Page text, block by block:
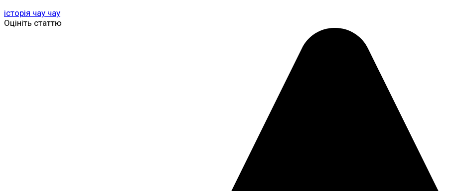
історія чау чау
Оцініть статтю